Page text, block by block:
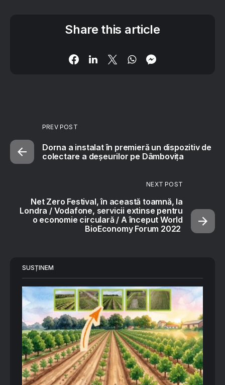
Share this article
PREV POST
Dorna a instalat în premieră un dispozitiv de
colectare a deșeurilor pe Dâmbovița
NEXT POST
Net Zero Festival, în această toamnă, la
Londra / Vodafone, servicii extinse pentru
o economie circulară / A început World
BioEconomy Forum 2022
SUSȚINEM